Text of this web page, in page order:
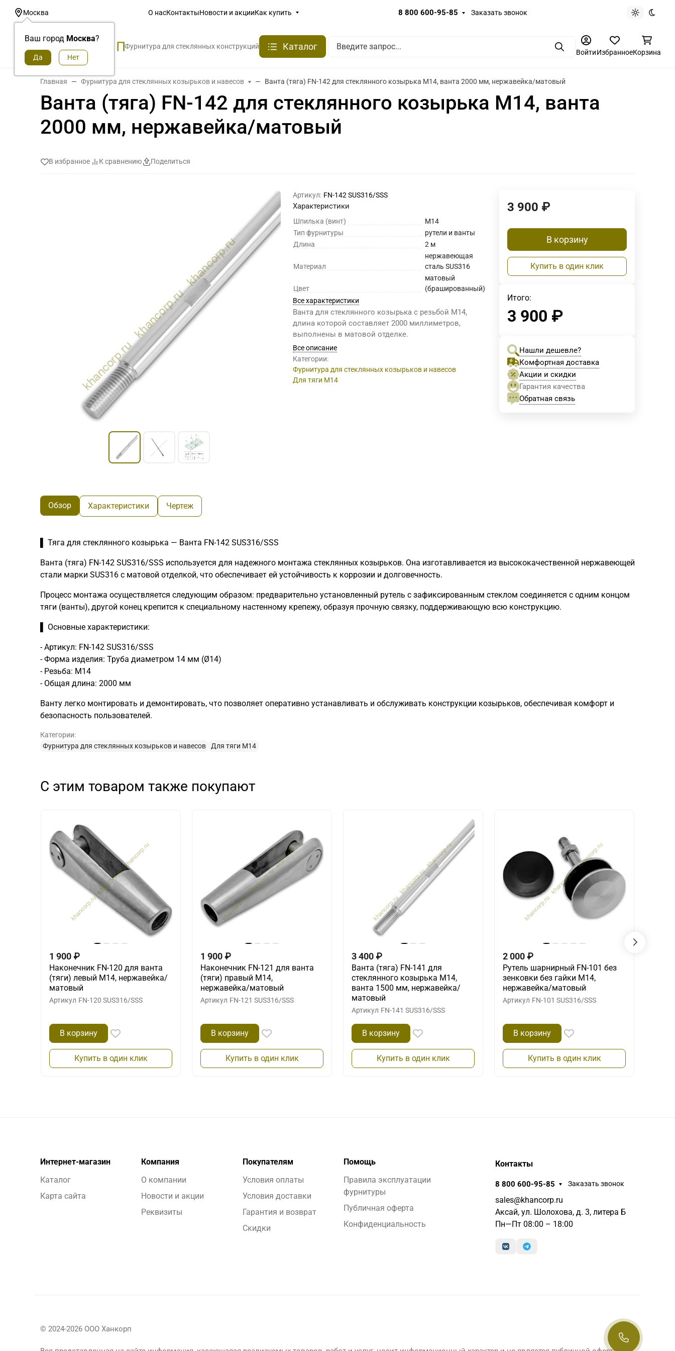
Москва
Ваш город Москва?
О насКонтактыНовости и акцииКак купить 8 800 600-95-85 Заказать звонок
Светлая
Фурнитура для стеклянных конструкций Каталог ПоискВойтиИзбранноеКорзина
Главная Фурнитура для стеклянных козырьков и навесов Ванта (тяга) FN-142 для стеклянного козырька М14, ванта 2000 мм, нержавейка/матовый
Ванта (тяга) FN-142 для стеклянного козырька М14, ванта
2000 мм, нержавейка/матовый
В избранное К сравнению Поделиться
Артикул: FN-142 SUS316/SSS
Характеристики
Шпилька (винт)
М14
Тип фурнитуры
рутели и ванты
Длина
2 м
Материал
нержавеющая
сталь SUS316
Цвет
матовый
(брашированный)
Все характеристики
Ванта для стеклянного козырька с резьбой М14,
длина которой составляет 2000 миллиметров,
выполнены в матовой отделке.
Все описание
Категории:
Фурнитура для стеклянных козырьков и навесов
Для тяги М14
3 900 ₽
В корзину
Купить в один клик
Итого:
3 900 ₽
Нашли дешевле?
Комфортная доставка
Акции и скидки
Гарантия качества
Обратная связь
Обзор Характеристики Чертеж
▌ Тяга для стеклянного козырька — Ванта FN-142 SUS316/SSS
Ванта (тяга) FN-142 SUS316/SSS используется для надежного монтажа стеклянных козырьков. Она изготавливается из высококачественной нержавеющей
стали марки SUS316 с матовой отделкой, что обеспечивает ей устойчивость к коррозии и долговечность.
Процесс монтажа осуществляется следующим образом: предварительно установленный рутель с зафиксированным стеклом соединяется с одним концом
тяги (ванты), другой конец крепится к специальному настенному крепежу, образуя прочную связку, поддерживающую всю конструкцию.
▌ Основные характеристики:
- Артикул: FN-142 SUS316/SSS
- Форма изделия: Труба диаметром 14 мм (Ø14)
- Резьба: М14
- Общая длина: 2000 мм
Ванту легко монтировать и демонтировать, что позволяет оперативно устанавливать и обслуживать конструкции козырьков, обеспечивая комфорт и
безопасность пользователей.
Категории:
Фурнитура для стеклянных козырьков и навесов
Для тяги М14
С этим товаром также покупают
1 900 ₽
Наконечник FN-120 для ванта
(тяги) левый М14, нержавейка/
матовый
Артикул FN-120 SUS316/SSS
В корзину
Купить в один клик
1 900 ₽
Наконечник FN-121 для ванта
(тяги) правый М14,
нержавейка/матовый
Артикул FN-121 SUS316/SSS
В корзину
Купить в один клик
3 400 ₽
Ванта (тяга) FN-141 для
стеклянного козырька М14,
ванта 1500 мм, нержавейка/
матовый
Артикул FN-141 SUS316/SSS
В корзину
Купить в один клик
2 000 ₽
Рутель шарнирный FN-101 без
зенковки без гайки M14,
нержавейка/матовый
Артикул FN-101 SUS316/SSS
В корзину
Купить в один клик
Интернет-магазин
Каталог
Карта сайта
Компания
О компании
Новости и акции
Реквизиты
Покупателям
Условия оплаты
Условия доставки
Гарантия и возврат
Скидки
Помощь
Правила эксплуатации
фурнитуры
Публичная оферта
Конфиденциальность
Контакты
8 800 600-95-85 Заказать звонок
sales@khancorp.ru
Аксай, ул. Шолохова, д. 3, литера Б
Пн—Пт 08:00 – 18:00
© 2024-2026 ООО Ханкорп